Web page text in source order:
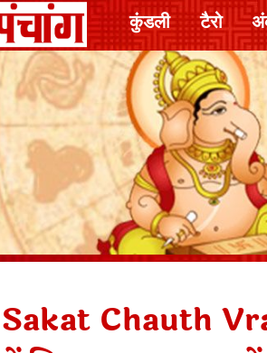
कुंडली टैरो
Sakat Chauth